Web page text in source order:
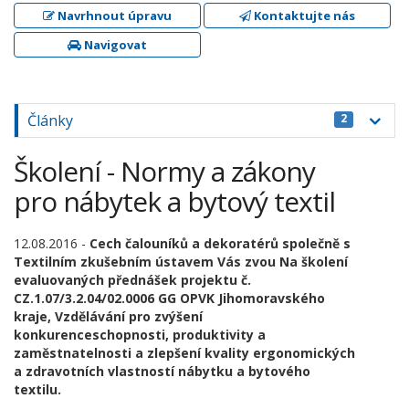
Navrhnout úpravu
Kontaktujte nás
Navigovat
Články 2
Školení - Normy a zákony
pro nábytek a bytový textil
12.08.2016 - Cech čalouníků a dekoratérů společně s
Textilním zkušebním ústavem Vás zvou Na školení
evaluovaných přednášek projektu č.
CZ.1.07/3.2.04/02.0006 GG OPVK Jihomoravského
kraje, Vzdělávání pro zvýšení
konkurenceschopnosti, produktivity a
zaměstnatelnosti a zlepšení kvality ergonomických
a zdravotních vlastností nábytku a bytového
textilu.